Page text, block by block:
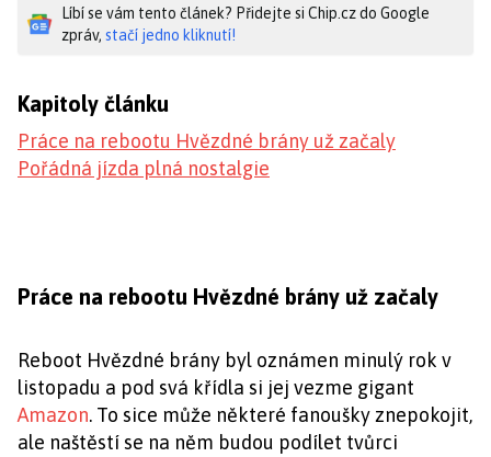
Líbí se vám tento článek? Přidejte si Chip.cz do Google
zpráv, stačí jedno kliknutí!
Kapitoly článku
Práce na rebootu Hvězdné brány už začaly
Pořádná jízda plná nostalgie
Práce na rebootu Hvězdné brány už začaly
Reboot Hvězdné brány byl oznámen minulý rok v
listopadu a pod svá křídla si jej vezme gigant
Amazon. To sice může některé fanoušky znepokojit,
ale naštěstí se na něm budou podílet tvůrci